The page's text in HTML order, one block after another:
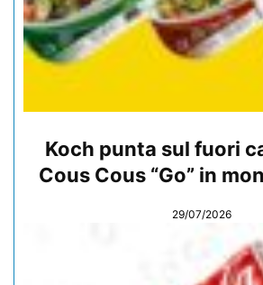
Koch punta sul fuori
Cous Cous “Go” in
29/07/2026